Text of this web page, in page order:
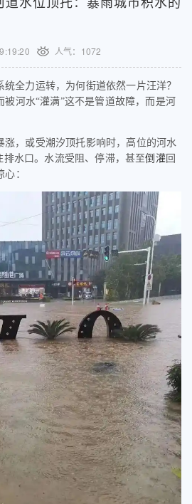
人气： 1072
全力运转，为何街道依然一片汪洋？
被河水“灌满”这不是管道故障，而是河
涨，或受潮汐顶托影响时，高位的河水
排水口。水流受阻、停滞，甚至倒灌回
：